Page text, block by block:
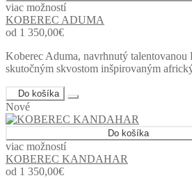
viac možností
KOBEREC ADUMA
od 1 350,00€
Koberec Aduma, navrhnutý talentovanou
skutočným skvostom inšpirovaným
Do košíka
Nové
Do košíka
viac možností
KOBEREC KANDAHAR
od 1 350,00€